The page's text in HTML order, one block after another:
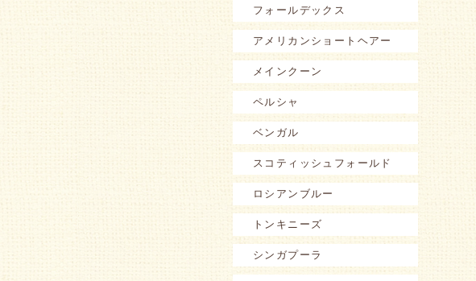
フォールデックス
アメリカンショートヘアー
メインクーン
ペルシャ
ベンガル
スコティッシュフォールド
ロシアンブルー
トンキニーズ
シンガプーラ